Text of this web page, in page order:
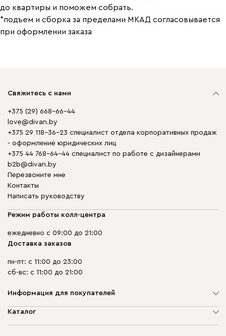
до квартиры и поможем собрать.
*подъем и сборка за пределами МКАД согласовывается
при оформлении заказа
Свяжитесь с нами
+375 (29) 668-66-44
love@divan.by
+375 29 118-36-23 специалист отдела корпоративных продаж
- оформление юридических лиц
+375 44 768-64-44 специалист по работе с дизайнерами
b2b@divan.by
Перезвоните мне
Контакты
Написать руководству
Режим работы колл-центра
ежедневно с 09:00 до 21:00
Доставка заказов
пн-пт: с 11:00 до 23:00
сб-вс: с 11:00 до 21:00
Информация для покупателей
О компании
Каталог